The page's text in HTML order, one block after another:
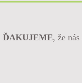
ĎAKUJEME, že